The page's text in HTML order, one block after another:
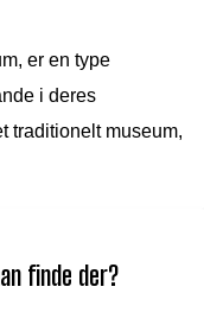
er en type
i deres
traditionelt museum,
finde der?